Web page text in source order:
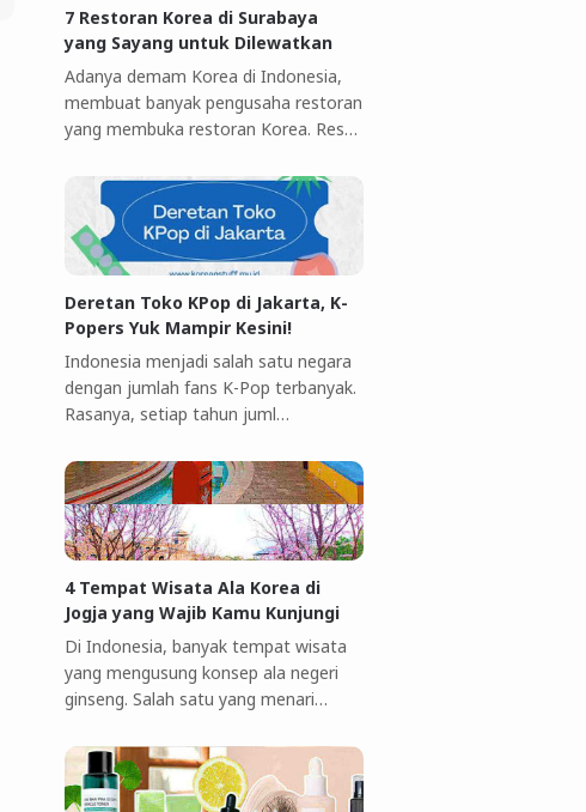
7 Restoran Korea di Surabaya
yang Sayang untuk Dilewatkan
Adanya demam Korea di Indonesia,
membuat banyak pengusaha restoran
yang membuka restoran Korea. Res…
Deretan Toko KPop di Jakarta, K-
Popers Yuk Mampir Kesini!
Indonesia menjadi salah satu negara
dengan jumlah fans K-Pop terbanyak.
Rasanya, setiap tahun juml…
4 Tempat Wisata Ala Korea di
Jogja yang Wajib Kamu Kunjungi
Di Indonesia, banyak tempat wisata
yang mengusung konsep ala negeri
ginseng. Salah satu yang menari…